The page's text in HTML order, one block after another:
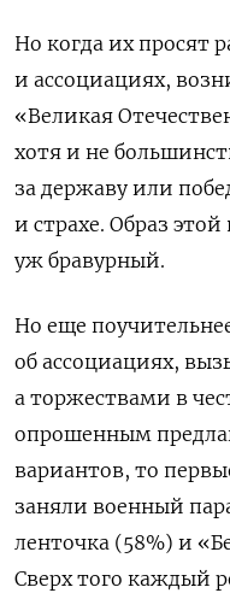
Но когда их просят
и ассоциациях,
«Великая
хотя и не
за державу или
и страхе. Образ
уж бравурный.
Но еще
об ассоциациях,
а торжествами в
опрошенным
вариантов, то
заняли военный
ленточка (58%) и
Сверх того каждый